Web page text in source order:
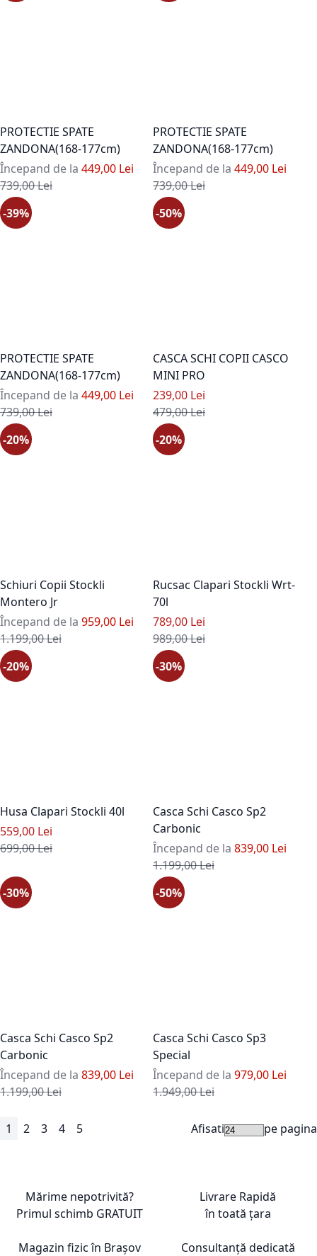
PROTECTIE SPATE
ZANDONA(168-177cm)
Începand de la 449,00 Lei
Pret standard
739,00 Lei
PROTECTIE SPATE
ZANDONA(168-177cm)
Începand de la 449,00 Lei
Pret standard
739,00 Lei
-39%
PROTECTIE SPATE
ZANDONA(168-177cm)
Începand de la 449,00 Lei
Pret standard
739,00 Lei
-50%
CASCA SCHI COPII CASCO
MINI PRO
Pret special
239,00 Lei
Pret standard
479,00 Lei
-20%
Schiuri Copii Stockli
Montero Jr
Începand de la 959,00 Lei
Pret standard
1.199,00 Lei
-20%
Rucsac Clapari Stockli Wrt-
70l
Pret special
789,00 Lei
Pret standard
989,00 Lei
-20%
Husa Clapari Stockli 40l
Pret special
559,00 Lei
Pret standard
699,00 Lei
-30%
Casca Schi Casco Sp2
Carbonic
Începand de la 839,00 Lei
Pret standard
1.199,00 Lei
-30%
Casca Schi Casco Sp2
Carbonic
Începand de la 839,00 Lei
Pret standard
1.199,00 Lei
-50%
Casca Schi Casco Sp3
Special
Începand de la 979,00 Lei
Pret standard
1.949,00 Lei
Pagina
în acest moment cititi pagina
1 Pagina
2 Pagina
3 Pagina
4 Pagina
5 Afisati pe pagina
Mărime nepotrivită?
Primul schimb GRATUIT
Livrare Rapidă
în toată țara
Magazin fizic în Brașov
Consultanță dedicată